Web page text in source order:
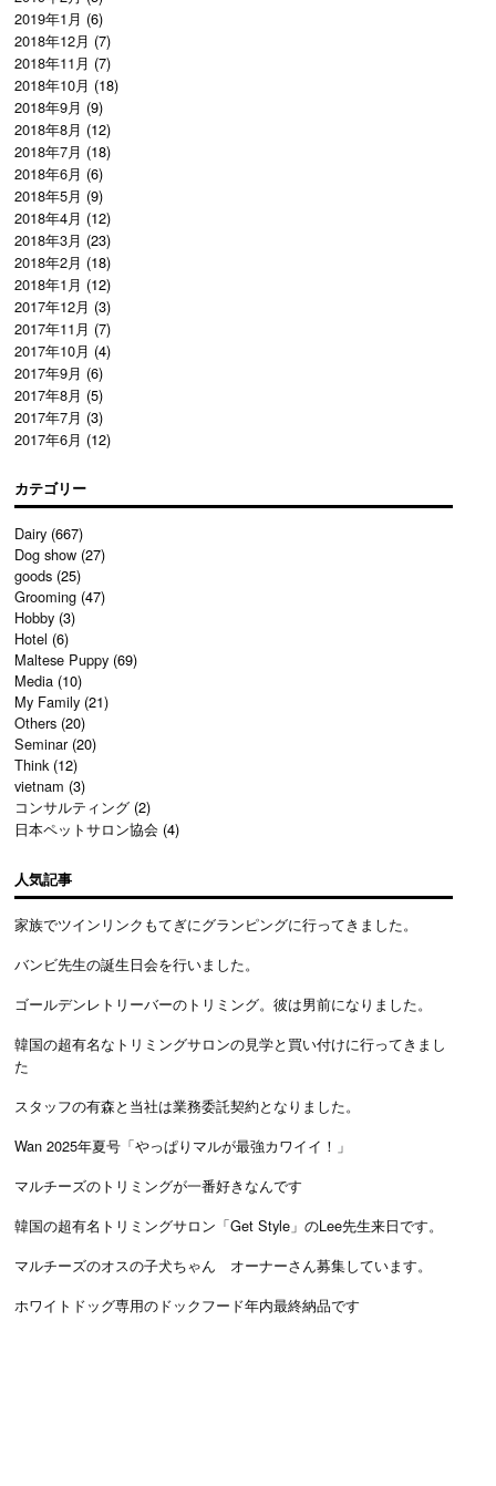
2019年1月 (6)
2018年12月 (7)
2018年11月 (7)
2018年10月 (18)
2018年9月 (9)
2018年8月 (12)
2018年7月 (18)
2018年6月 (6)
2018年5月 (9)
2018年4月 (12)
2018年3月 (23)
2018年2月 (18)
2018年1月 (12)
2017年12月 (3)
2017年11月 (7)
2017年10月 (4)
2017年9月 (6)
2017年8月 (5)
2017年7月 (3)
2017年6月 (12)
カテゴリー
Dairy (667)
Dog show (27)
goods (25)
Grooming (47)
Hobby (3)
Hotel (6)
Maltese Puppy (69)
Media (10)
My Family (21)
Others (20)
Seminar(20)
Think(12)
vietnam (3)
コンサルティング (2)
日本ペットサロン協会 (4)
人気記事
家族でツインリンクもてぎにグランピングに行ってきました。
バンビ先生の誕生日会を行いました。
ゴールデンレトリーバーのトリミング。彼は男前になりました。
韓国の超有名なトリミングサロンの見学と買い付けに行ってきまし
た
スタッフの有森と当社は業務委託契約となりました。
Wan 2025年夏号「やっぱりマルが最強カワイイ！」
マルチーズのトリミングが一番好きなんです
韓国の超有名トリミングサロン「Get Style」のLee先生来日です。
マルチーズのオスの子犬ちゃん オーナーさん募集しています。
ホワイトドッグ専用のドックフード年内最終納品です